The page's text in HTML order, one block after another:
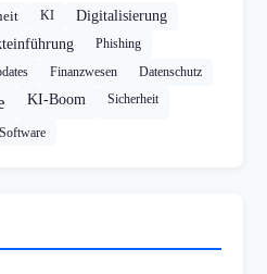
KI Digitalisierung
Phishing
Finanzwesen Datenschutz
KI-Boom Sicherheit
Software